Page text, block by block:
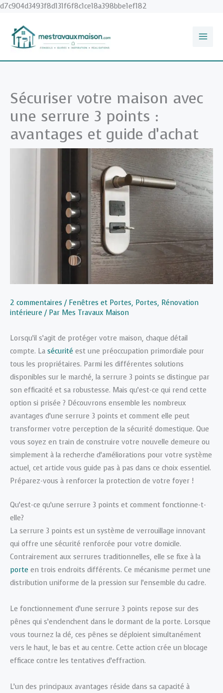
d7c904d3493f8d131f6f8c1ce18a398bbe1ef182
Sécuriser votre maison avec
une serrure 3 points :
avantages et guide d’achat
2 commentaires / Fenêtres et Portes, Portes, Rénovation
intérieure / Par Mes Travaux Maison
Lorsqu’il s’agit de protéger votre maison, chaque détail
compte. La sécurité est une préoccupation primordiale pour
tous les propriétaires. Parmi les différentes solutions
disponibles sur le marché, la serrure 3 points se distingue par
son efficacité et sa robustesse. Mais qu’est-ce qui rend cette
option si prisée ? Découvrons ensemble les nombreux
avantages d’une serrure 3 points et comment elle peut
transformer votre perception de la sécurité domestique. Que
vous soyez en train de construire votre nouvelle demeure ou
simplement à la recherche d’améliorations pour votre système
actuel, cet article vous guide pas à pas dans ce choix essentiel.
Préparez-vous à renforcer la protection de votre foyer !
Qu’est-ce qu’une serrure 3 points et comment fonctionne-t-
elle?
La serrure 3 points est un système de verrouillage innovant
qui offre une sécurité renforcée pour votre domicile.
Contrairement aux serrures traditionnelles, elle se fixe à la
porte en trois endroits différents. Ce mécanisme permet une
distribution uniforme de la pression sur l’ensemble du cadre.
Le fonctionnement d’une serrure 3 points repose sur des
pênes qui s’enclenchent dans le dormant de la porte. Lorsque
vous tournez la clé, ces pênes se déploient simultanément
vers le haut, le bas et au centre. Cette action crée un blocage
efficace contre les tentatives d’effraction.
L’un des principaux avantages réside dans sa capacité à